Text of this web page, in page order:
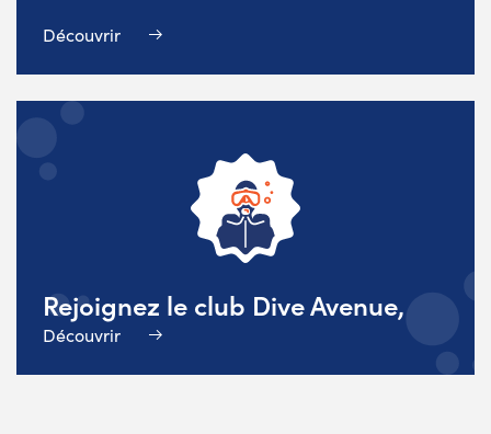
Découvrir
Rejoignez le club Dive Avenue,
Découvrir